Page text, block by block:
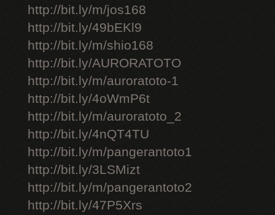
http://bit.ly/m/jos168
http://bit.ly/49bEKl9
http://bit.ly/m/shio168
http://bit.ly/AURORATOTO
http://bit.ly/m/auroratoto-1
http://bit.ly/4oWmP6t
http://bit.ly/m/auroratoto_2
http://bit.ly/4nQT4TU
http://bit.ly/m/pangerantoto1
http://bit.ly/3LSMizt
http://bit.ly/m/pangerantoto2
http://bit.ly/47P5Xrs